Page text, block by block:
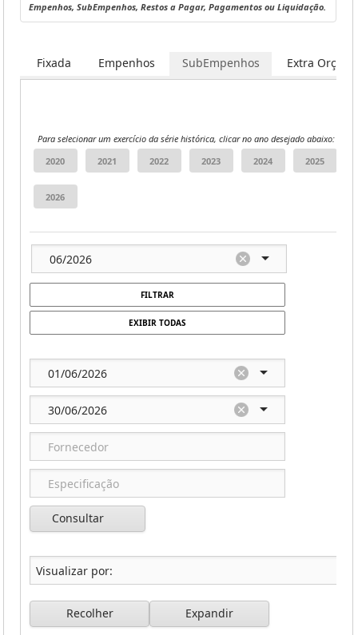
Empenhos, SubEmpenhos, Restos a Pagar, Pagamentos ou Liquidação.
Fixada Empenhos SubEmpenhos Extra
Para selecionar um exercício da série histórica, clicar no ano desejado abaixo:
FILTRAR
EXIBIR TODAS
Consultar
Recolher Expandir